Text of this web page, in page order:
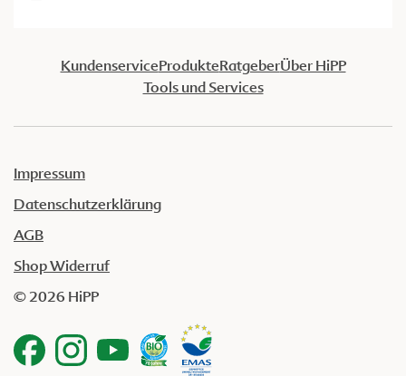
KundenserviceProdukteRatgeberÜber HiPP
Tools und Services
Impressum
Datenschutzerklärung
AGB
Shop Widerruf
© 2026 HiPP